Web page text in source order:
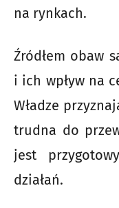
na rynkach.
Źródłem obaw
i ich wpływ na
Władze
trudna do
jest
działań.